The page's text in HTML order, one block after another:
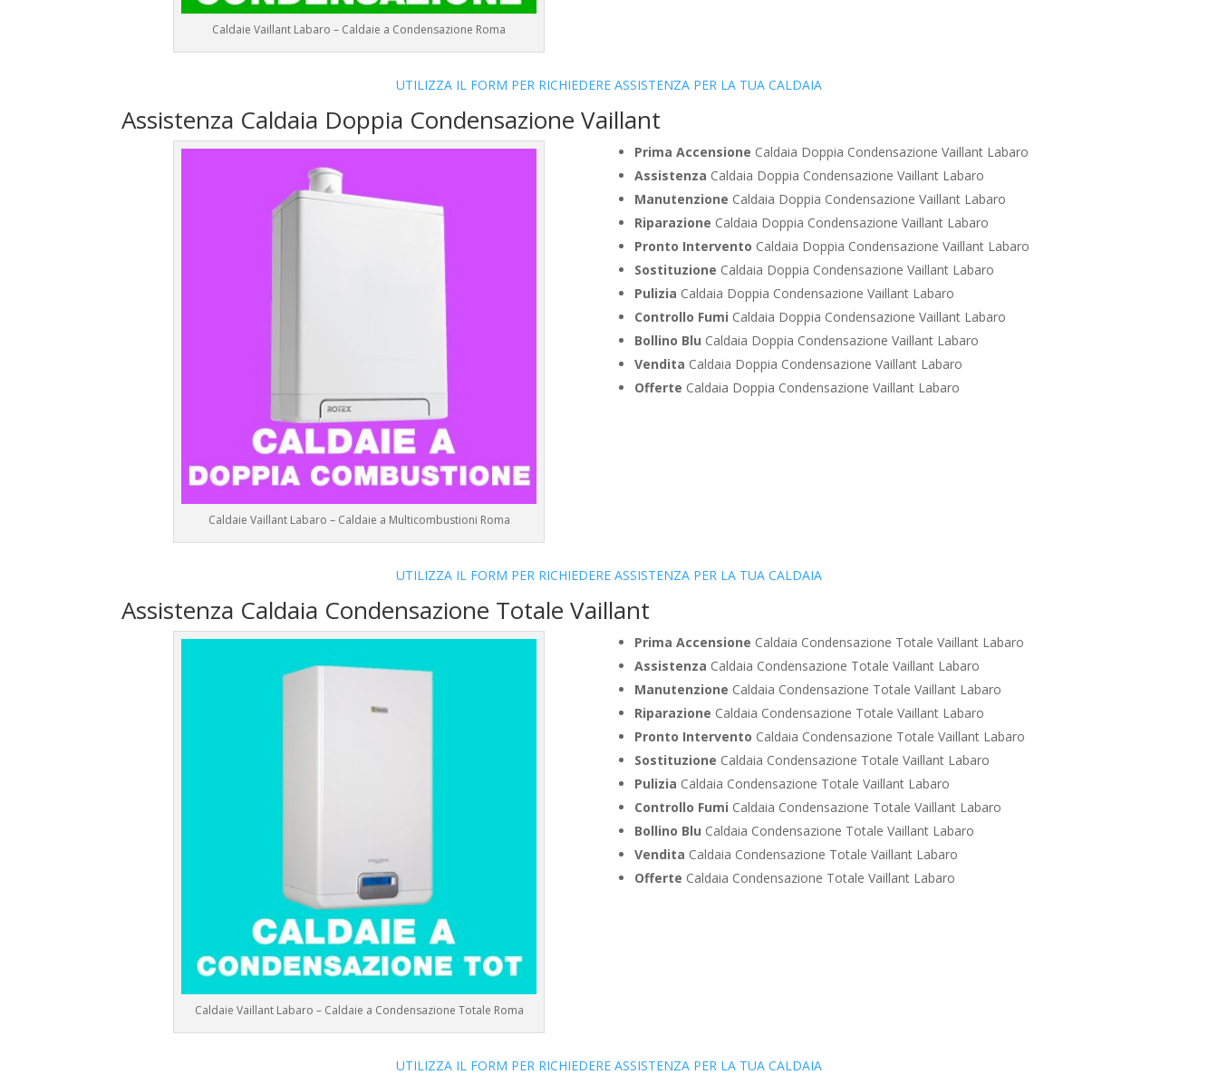
Caldaie Vaillant Labaro – Caldaie a Condensazione Roma
UTILIZZA IL FORM PER RICHIEDERE ASSISTENZA PER LA TUA CALDAIA
Assistenza Caldaia Doppia Condensazione Vaillant
Caldaie Vaillant Labaro – Caldaie a Multicombustioni Roma
Prima Accensione Caldaia Doppia Condensazione Vaillant Labaro
Assistenza Caldaia Doppia Condensazione Vaillant Labaro
Manutenzione Caldaia Doppia Condensazione Vaillant Labaro
Riparazione Caldaia Doppia Condensazione Vaillant Labaro
Pronto Intervento Caldaia Doppia Condensazione Vaillant Labaro
Sostituzione Caldaia Doppia Condensazione Vaillant Labaro
Pulizia Caldaia Doppia Condensazione Vaillant Labaro
Controllo Fumi Caldaia Doppia Condensazione Vaillant Labaro
Bollino Blu Caldaia Doppia Condensazione Vaillant Labaro
Vendita Caldaia Doppia Condensazione Vaillant Labaro
Offerte Caldaia Doppia Condensazione Vaillant Labaro
UTILIZZA IL FORM PER RICHIEDERE ASSISTENZA PER LA TUA CALDAIA
Assistenza Caldaia Condensazione Totale Vaillant
Caldaie Vaillant Labaro – Caldaie a Condensazione Totale Roma
Prima Accensione Caldaia Condensazione Totale Vaillant Labaro
Assistenza Caldaia Condensazione Totale Vaillant Labaro
Manutenzione Caldaia Condensazione Totale Vaillant Labaro
Riparazione Caldaia Condensazione Totale Vaillant Labaro
Pronto Intervento Caldaia Condensazione Totale Vaillant Labaro
Sostituzione Caldaia Condensazione Totale Vaillant Labaro
Pulizia Caldaia Condensazione Totale Vaillant Labaro
Controllo Fumi Caldaia Condensazione Totale Vaillant Labaro
Bollino Blu Caldaia Condensazione Totale Vaillant Labaro
Vendita Caldaia Condensazione Totale Vaillant Labaro
Offerte Caldaia Condensazione Totale Vaillant Labaro
UTILIZZA IL FORM PER RICHIEDERE ASSISTENZA PER LA TUA CALDAIA